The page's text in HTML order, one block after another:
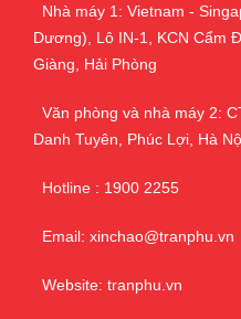
Nhà máy 1: Vietnam -
Dương), Lô IN-1, KCN Cẩm
Giàng, Hải Phòng
Văn phòng và nhà máy 2:
Danh Tuyên, Phúc Lợi, Hà
Hotline : 1900 2255
Email: xinchao@tranphu.vn
Website: tranphu.vn